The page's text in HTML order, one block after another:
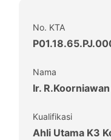
No. KTA
Nama
Ir.
Kualifikasi
Ahli Utama K3